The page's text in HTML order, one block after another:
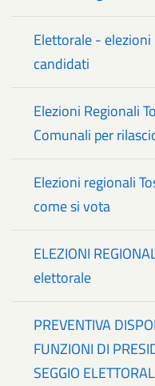
Elettorale -
candidati
Elezioni Regionali
Comunali per
Elezioni regionali
come si vota
ELEZIONI
elettorale
PREVENTIVA
FUNZIONI DI
SEGGIO